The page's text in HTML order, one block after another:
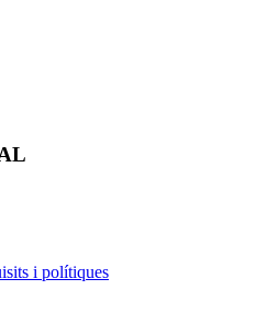
i polítiques